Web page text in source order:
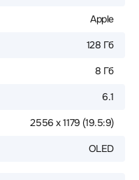
Apple
128 Гб
8 Гб
6.1
2556 x 1179 (19.5:9)
OLED